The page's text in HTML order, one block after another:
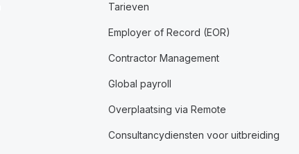
Tarieven
Employer of Record (EOR)
Contractor Management
Global payroll
Overplaatsing via Remote
Consultancydiensten voor uitbreiding